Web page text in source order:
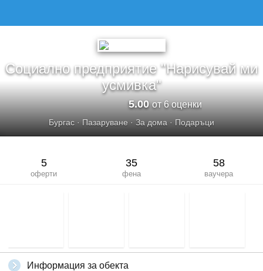
Социално предприятие "Нарисувай ми
усмивка"
5.00от 6 оценки
Бургас · Пазаруване · За дома · Подаръци
5
оферти
35
фена
58
ваучера
Информация за обекта